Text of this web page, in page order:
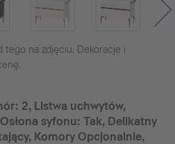
tego na zdjęciu. Dekoracje i
2, Listwa uchwytów,
syfonu: Tak, Delikatny
Komory Opcjonalnie,